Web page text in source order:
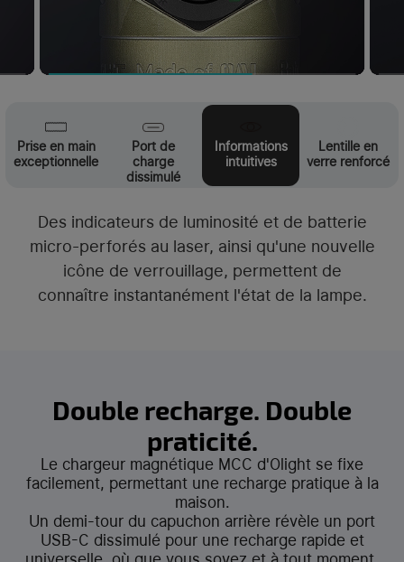
Prise en main
exceptionnelle
Port de
charge
dissimulé
Informations
intuitives
Lentille en
verre renforcé
Un verre trempé haute résistance assure une
protection fiable et une excellente résistance
aux rayures.
praticité.
Le chargeur magnétique MCC d'Olight se fixe
facilement, permettant une recharge pratique à la
maison.
Un demi-tour du capuchon arrière révèle un port
USB-C dissimulé pour une recharge rapide et
universelle, où que vous soyez et à tout moment.